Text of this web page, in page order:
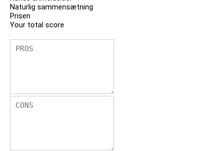
Naturlig sammensætning
Prisen
Your total score